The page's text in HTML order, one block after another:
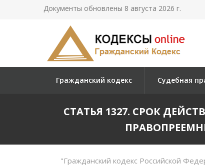
Документы обновлены 8 августа 2026 г.
Гражданский кодекс Судебная
СТАТЬЯ 1327. СРОК
"Гражданский кодекс Российской